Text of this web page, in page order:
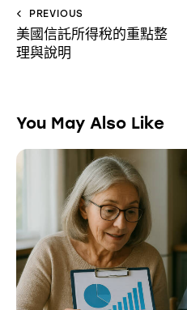
PREVIOUS
美國信託所得稅的重點整
理與說明
You May Also Like